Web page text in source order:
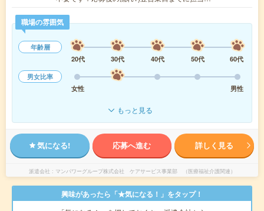
職場の雰囲気
年齢層
20代
30代 40代 50代
60代
男女比率
女性
男性
もっと見る
気になる! 応募へ進む 詳しく見る
派遣会社 マンパワーグループ株式会社 ケアサービス事業部 （医療福祉介護関連）
興味があったら「★気になる！」をタップ！